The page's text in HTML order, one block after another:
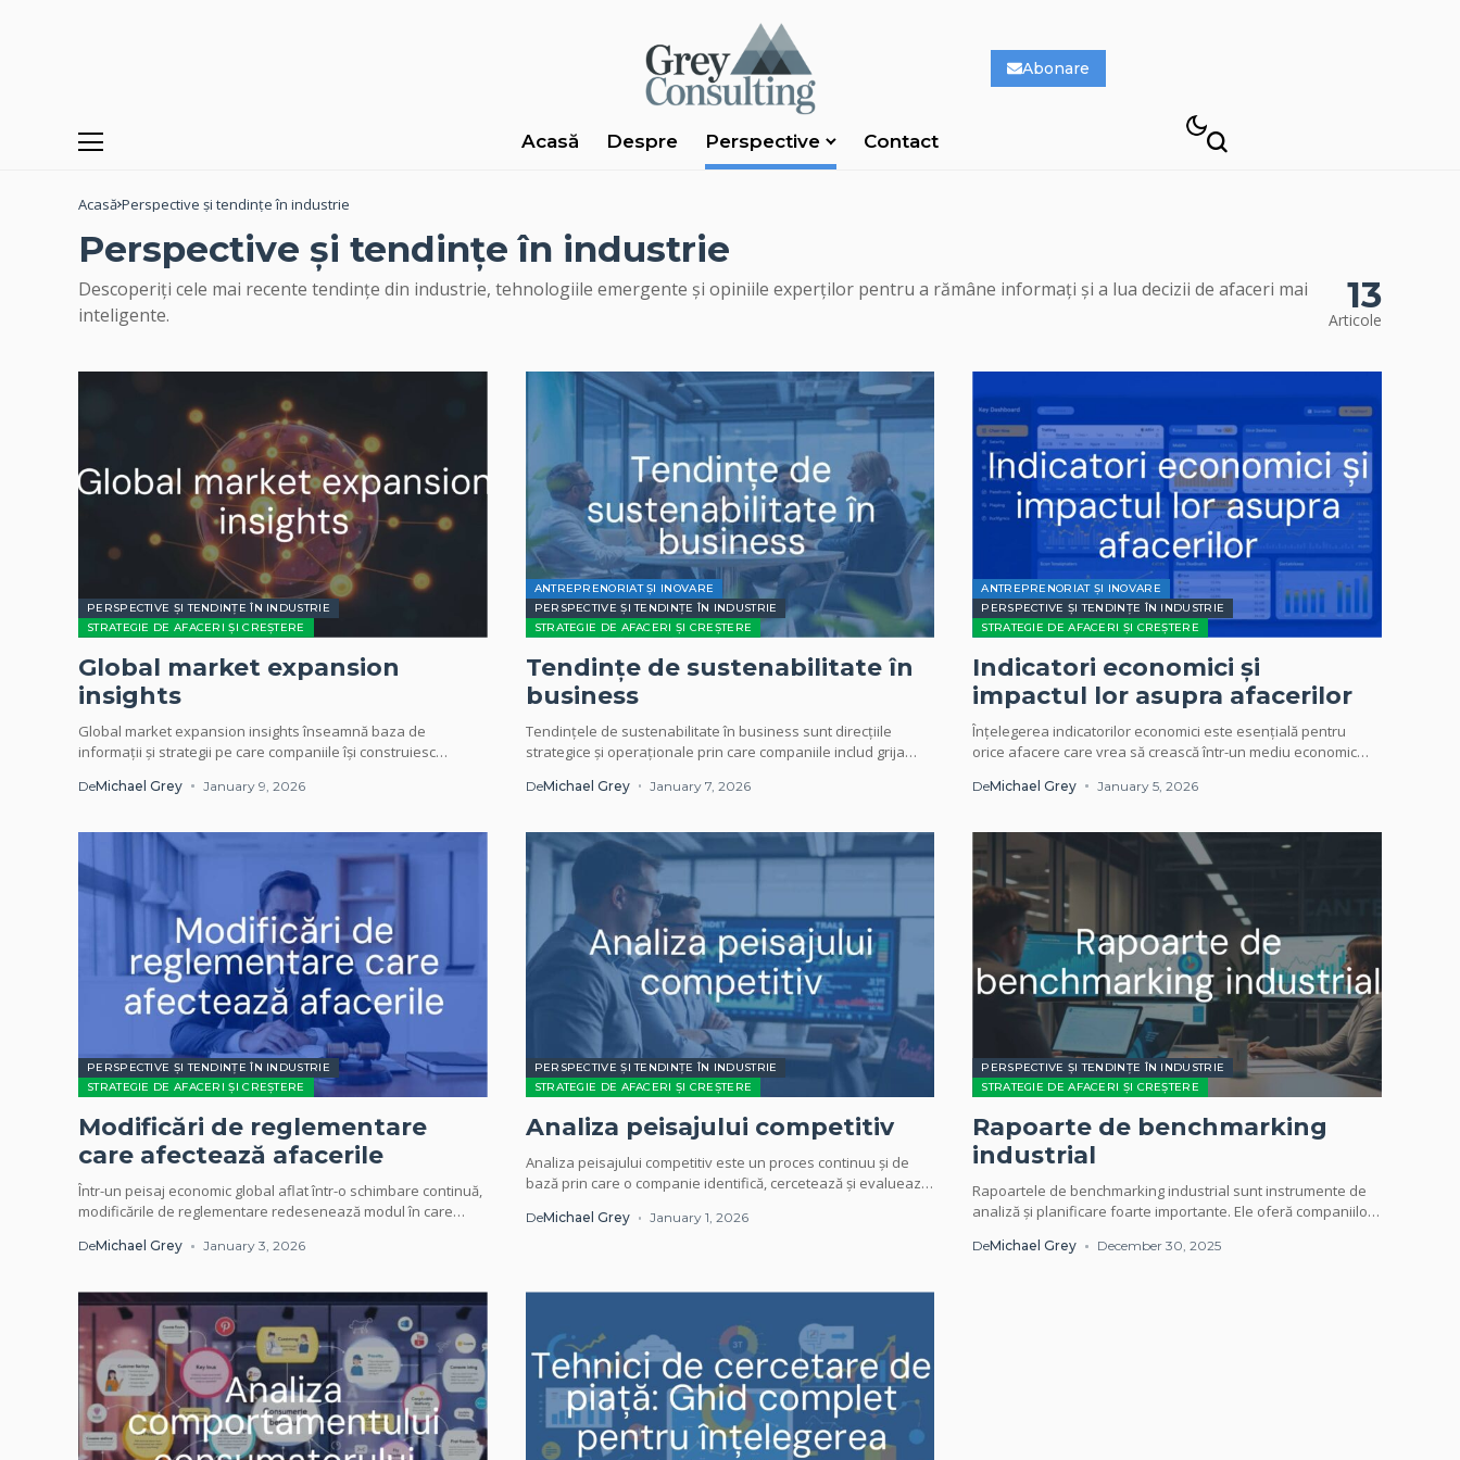
Abonare
Acasă Despre Perspective Contact
Acasă Perspective și tendințe în industrie
Perspective și tendințe în industrie
Descoperiți cele mai recente tendințe din industrie, tehnologiile emergente și opiniile experților pentru a rămâne informați și a lua decizii de afaceri mai
inteligente.
13
Articole
PERSPECTIVE ȘI TENDINȚE ÎN INDUSTRIE
STRATEGIE DE AFACERI ȘI CREȘTERE
Global market expansion
insights
Global market expansion insights înseamnă baza de
informații și strategii pe care companiile își construiesc
DeMichael Grey January 9, 2026
ANTREPRENORIAT ȘI INOVARE
PERSPECTIVE ȘI TENDINȚE ÎN INDUSTRIE
STRATEGIE DE AFACERI ȘI CREȘTERE
Tendințe de sustenabilitate în
business
Tendințele de sustenabilitate în business sunt direcțiile
strategice și operaționale prin care companiile includ grija
(ESG)...
DeMichael Grey January 7, 2026
ANTREPRENORIAT ȘI INOVARE
PERSPECTIVE ȘI TENDINȚE ÎN INDUSTRIE
STRATEGIE DE AFACERI ȘI CREȘTERE
Indicatori economici și
impactul lor asupra afacerilor
Înțelegerea indicatorilor economici este esențială pentru
orice afacere care vrea să crească într-un mediu economic
DeMichael Grey January 5, 2026
PERSPECTIVE ȘI TENDINȚE ÎN INDUSTRIE
STRATEGIE DE AFACERI ȘI CREȘTERE
Modificări de reglementare
care afectează afacerile
Într-un peisaj economic global aflat într-o schimbare continuă,
modificările de reglementare redesenează modul în care
și...
DeMichael Grey January 3, 2026
PERSPECTIVE ȘI TENDINȚE ÎN INDUSTRIE
STRATEGIE DE AFACERI ȘI CREȘTERE
Analiza peisajului competitiv
Analiza peisajului competitiv este un proces continuu și de
bază prin care o companie identifică, cercetează și evaluează
DeMichael Grey January 1, 2026
PERSPECTIVE ȘI TENDINȚE ÎN INDUSTRIE
STRATEGIE DE AFACERI ȘI CREȘTERE
Rapoarte de benchmarking
industrial
Rapoartele de benchmarking industrial sunt instrumente de
analiză și planificare foarte importante. Ele oferă companiilor
DeMichael Grey December 30, 2025